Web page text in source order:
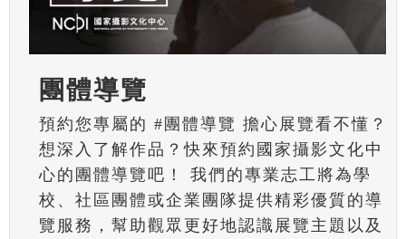
團體導覽
預約您專屬的 #團體導覽 擔心展覽看不懂？
想深入了解作品？快來預約國家攝影文化中
心的團體導覽吧！ 我們的專業志工將為學
校、社區團體或企業團隊提供精彩優質的導
覽服務，幫助觀眾更好地認識展覽主題以及